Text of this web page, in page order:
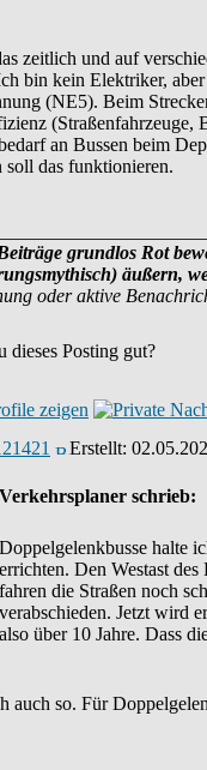
zeitlich und auf
bin kein Elektriker,
(NE5). Beim
(Straßenfahrzeuge,
an Bussen beim
soll das funktionieren.
grundlos Rot
äußern,
oder aktive
dieses Posting gut?
Erstellt:
Verkehrsplaner schrieb:
Doppelgelenkbusse halte
errichten. Den Westast
fahren die Straßen noch
verabschieden. Jetzt wird
also über 10 Jahre. Dass
auch so. Für